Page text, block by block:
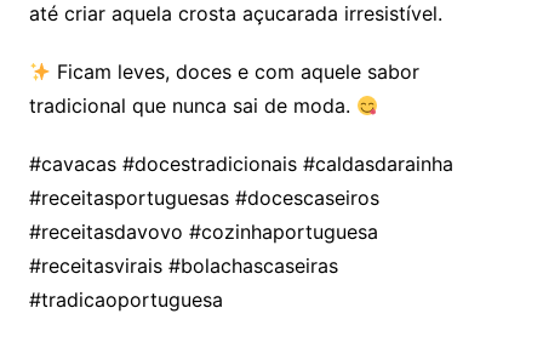
até criar aquela crosta açucarada irresistível.
Ficam leves, doces e com aquele sabor
tradicional que nunca sai de moda.
#cavacas #docestradicionais #caldasdarainha
#receitasportuguesas #docescaseiros
#receitasdavovo #cozinhaportuguesa
#receitasvirais #bolachascaseiras
#tradicaoportuguesa